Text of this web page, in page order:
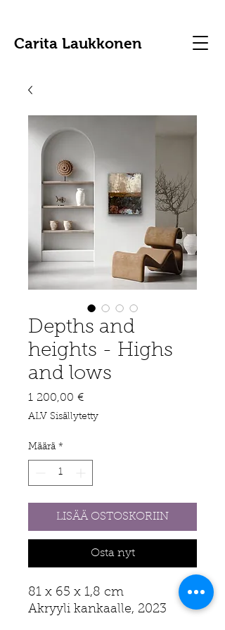
Carita Laukkonen
Depths and
heights - Highs
and lows
1 200,00 €Hinta
ALV Sisällytetty
Määrä *
LISÄÄ OSTOSKORIIN
Osta nyt
81 x 65 x 1,8 cm
Akryyli kankaalle, 2023